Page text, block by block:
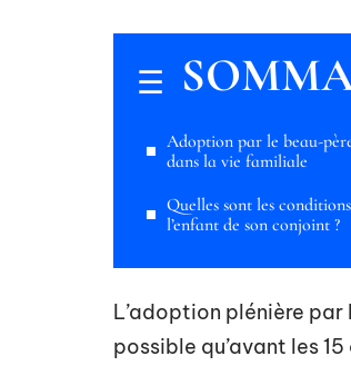
Adoption par le beau-
dans la vie familiale
Quelles sont les
l’enfant de son conjoint ?
L’adoption plénière
possible qu’avant les